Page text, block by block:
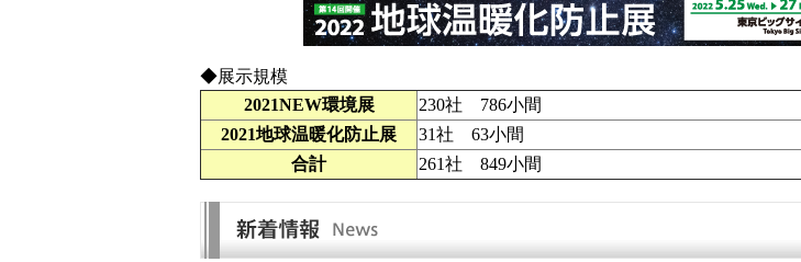
◆展示規模
2021NEW環境展
230社 786小間
2021地球温暖化防止展
31社 63小間
合計
261社 849小間